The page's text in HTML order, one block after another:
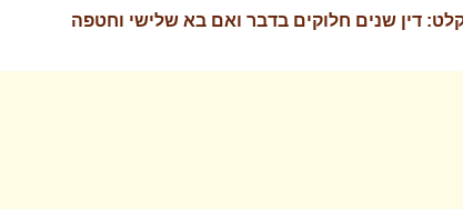
דין שנים חלוקים בדבר ואם בא שלישי וחטפה